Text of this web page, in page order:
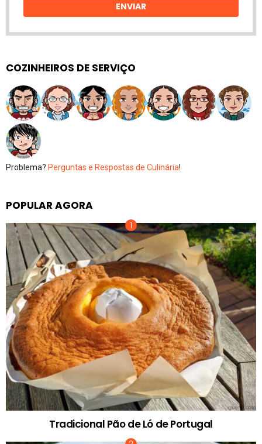
ENVIAR
COZINHEIROS DE SERVIÇO
Problema? Perguntas e Respostas de Culinária!
POPULAR AGORA
Tradicional Pão de Ló de Portugal